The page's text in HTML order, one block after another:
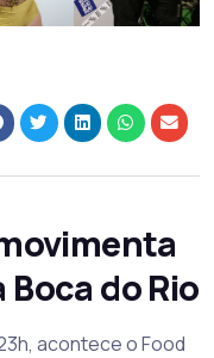
do Rio
acontece o Food